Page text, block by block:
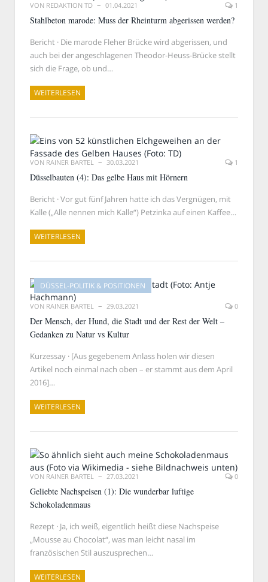
VON REDAKTION TD 01.04.2021 1
Stahlbeton marode: Muss der Rheinturm abgerissen werden?
Bericht · Die marode Fleher Brücke wird abgerissen, und
auch bei der angeschlagenen Theodor-Heuss-Brücke stellt
sich die Frage, ob und…
WEITERLESEN
VON RAINER BARTEL 30.03.2021 1
Düsselbauten (4): Das gelbe Haus mit Hörnern
Bericht · Vor gut fünf Jahren hatte ich das Vergnügen, mit
Kalle („Alle nennen mich Kalle“) Petzinka auf einen Kaffee…
WEITERLESEN
DÜSSEL-POLITIK & POSITIONEN
VON RAINER BARTEL 29.03.2021 0
Der Mensch, der Hund, die Stadt und der Rest der Welt –
Gedanken zu Natur vs Kultur
Kurzessay · [Aus gegebenem Anlass holen wir diesen
Artikel noch einmal nach oben – er stammt aus dem April
2016]…
WEITERLESEN
VON RAINER BARTEL 27.03.2021 0
Geliebte Nachspeisen (1): Die wunderbar luftige
Schokoladenmaus
Rezept · Ja, ich weiß, eigentlich heißt diese Nachspeise
„Mousse au Chocolat“, was man leicht nasal im
französischen Stil auszusprechen…
WEITERLESEN